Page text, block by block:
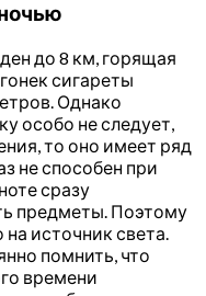
до 8 км, горящая
сигареты
Однако
особо не следует,
то оно имеет ряд
не способен при
сразу
предметы. Поэтому
источник света.
помнить, что
времени